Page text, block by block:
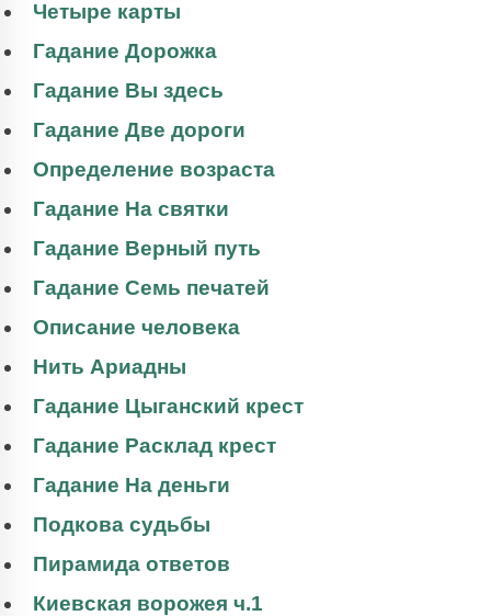
Четыре карты
Гадание Дорожка
Гадание Вы здесь
Гадание Две дороги
Определение возраста
Гадание На святки
Гадание Верный путь
Гадание Семь печатей
Описание человека
Нить Ариадны
Гадание Цыганский крест
Гадание Расклад крест
Гадание На деньги
Подкова судьбы
Пирамида ответов
Киевская ворожея ч.1